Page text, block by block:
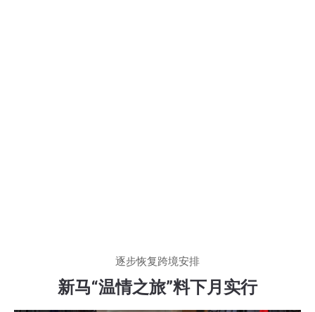
逐步恢复跨境安排
新马“温情之旅”料下月实行